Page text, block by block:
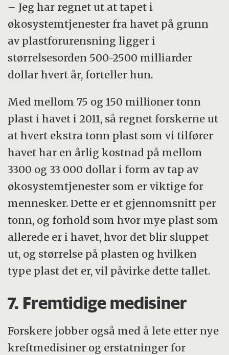
– Jeg har regnet ut at tapet i
økosystemtjenester fra havet på grunn
av plastforurensning ligger i
størrelsesorden 500-2500 milliarder
dollar hvert år, forteller hun.
Med mellom 75 og 150 millioner tonn
plast i havet i 2011, så regnet forskerne ut
at hvert ekstra tonn plast som vi tilfører
havet har en årlig kostnad på mellom
3300 og 33 000 dollar i form av tap av
økosystemtjenester som er viktige for
mennesker. Dette er et gjennomsnitt per
tonn, og forhold som hvor mye plast som
allerede er i havet, hvor det blir sluppet
ut, og størrelse på plasten og hvilken
type plast det er, vil påvirke dette tallet.
7. Fremtidige medisiner
Forskere jobber også med å lete etter nye
kreftmedisiner og erstatninger for